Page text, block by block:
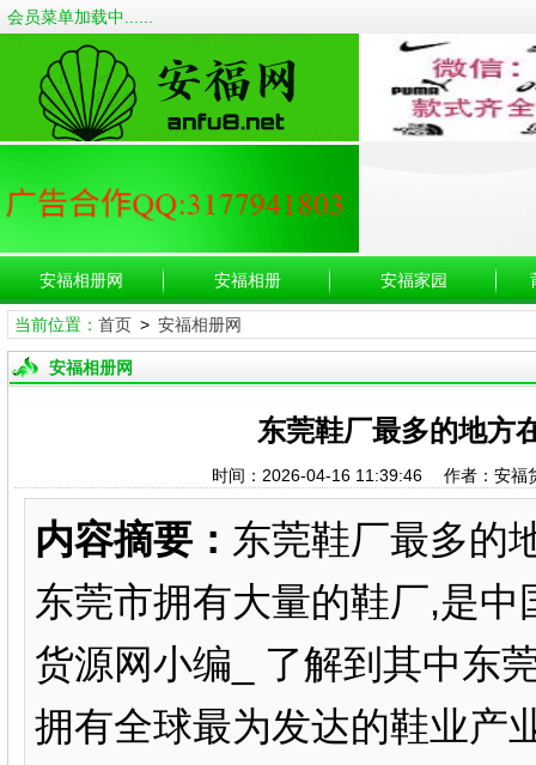
会员菜单加载中......
安福相册网 安福相册 安福家园
当前位置： 首页> 安福相册网
安福相册网
东莞鞋厂最多的地方
时间：2026-04-16 11:39:46 作者：安
内容摘要： 东莞鞋厂最多的
东莞市拥有大量的鞋厂,是
货源网小编_ 了解到其中东
拥有全球最为发达的鞋业产